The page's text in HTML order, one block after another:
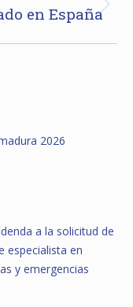
en España
2026
a la solicitud de
especialista en
y emergencias